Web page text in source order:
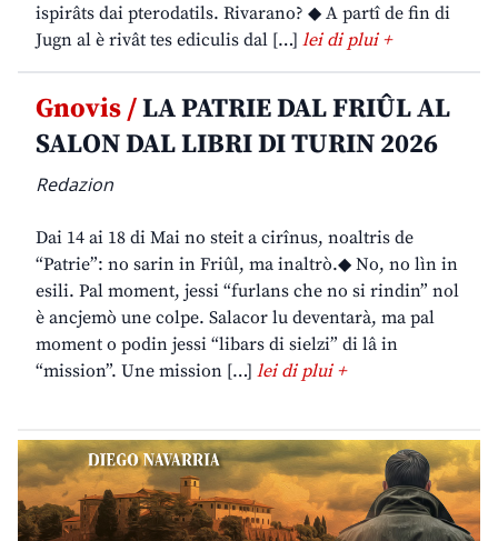
ispirâts dai pterodatils. Rivarano? ◆ A partî de fin di
Jugn al è rivât tes ediculis dal […] lei di plui +
Gnovis /LA PATRIE DAL FRIÛL AL
SALON DAL LIBRI DI TURIN 2026
Redazion
Dai 14 ai 18 di Mai no steit a cirînus, noaltris de
“Patrie”: no sarin in Friûl, ma inaltrò.◆ No, no lìn in
esili. Pal moment, jessi “furlans che no si rindin” nol
è ancjemò une colpe. Salacor lu deventarà, ma pal
moment o podin jessi “libars di sielzi” di lâ in
“mission”. Une mission […] lei di plui +